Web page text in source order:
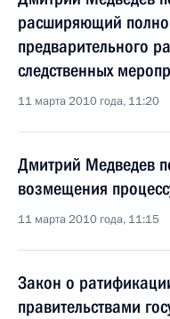
расширяющий
предварительного
следственных
11 марта 2010 года, 11:20
Дмитрий Медведев
возмещения
11 марта 2010 года, 11:15
Закон о
правительствами